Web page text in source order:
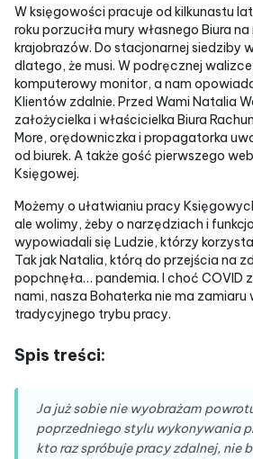
W księgowości pracuje od kilkunastu
roku porzuciła mury własnego Biura
krajobrazów. Do stacjonarnej siedziby
dlatego, że musi. W podręcznej
komputerowy monitor, a nam
Klientów zdalnie. Przed Wami Natalia
założycielka i właścicielka Biura
More, orędowniczka i propagatorka
od biurek. A także gość pierwszego
Księgowej.
Możemy o ułatwianiu pracy
ale wolimy, żeby o narzędziach i
wypowiadali się Ludzie, którzy
Tak jak Natalia, którą do przejścia na
popchnęła… pandemia. I choć COVID
nami, nasza Bohaterka nie ma zamiaru
tradycyjnego trybu pracy.
Spis treści:
Ja już sobie nie wyobrażam
poprzedniego stylu wykonywania
kto raz spróbuje pracy zdalnej, nie